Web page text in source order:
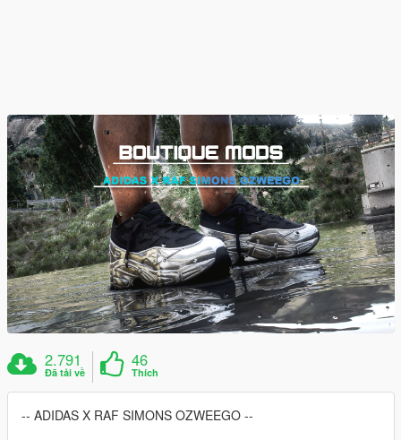
2.791
Đã tải về
46
Thích
-- ADIDAS X RAF SIMONS OZWEEGO --